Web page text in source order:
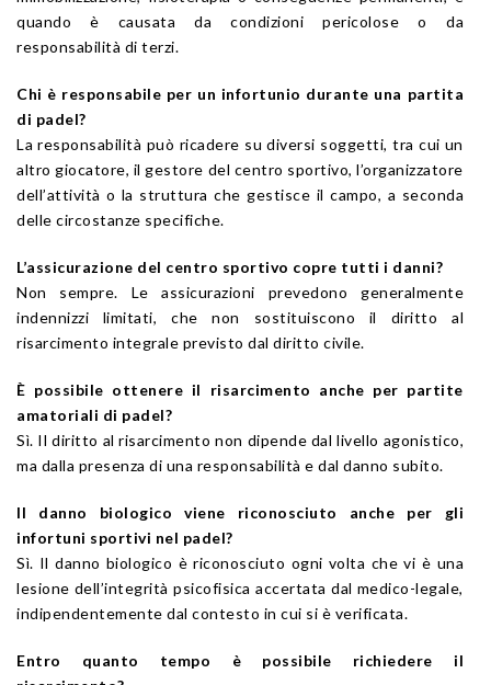
quando è causata da condizioni pericolose o da
responsabilità di terzi.
Chi è responsabile per un infortunio durante una partita
di padel?
La responsabilità può ricadere su diversi soggetti, tra cui un
altro giocatore, il gestore del centro sportivo, l’organizzatore
dell’attività o la struttura che gestisce il campo, a seconda
delle circostanze specifiche.
L’assicurazione del centro sportivo copre tutti i danni?
Non sempre. Le assicurazioni prevedono generalmente
indennizzi limitati, che non sostituiscono il diritto al
risarcimento integrale previsto dal diritto civile.
È possibile ottenere il risarcimento anche per partite
amatoriali di padel?
Sì. Il diritto al risarcimento non dipende dal livello agonistico,
ma dalla presenza di una responsabilità e dal danno subito.
Il danno biologico viene riconosciuto anche per gli
infortuni sportivi nel padel?
Sì. Il danno biologico è riconosciuto ogni volta che vi è una
lesione dell’integrità psicofisica accertata dal medico-legale,
indipendentemente dal contesto in cui si è verificata.
Entro quanto tempo è possibile richiedere il